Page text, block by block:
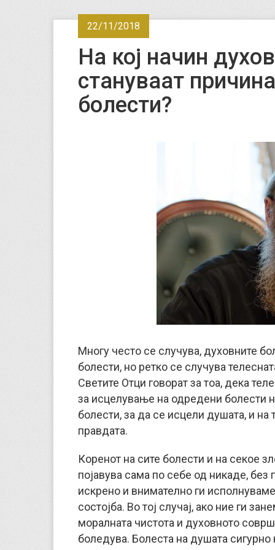
22/11/2018
На кој начин
стануваат
болести?
Многу често се случува, духовните
болести, но ретко се случува
Светите Отци говорат за тоа, дека
за исцелување на одредени болести
болести, за да се исцели душата, и
правдата.
Коренот на сите болести и на секое
појавува сама по себе од никаде,
искрено и внимателно ги
состојба. Во тој случај, ако ние ги
моралната чистота и духовното
боледува. Болеста на душата